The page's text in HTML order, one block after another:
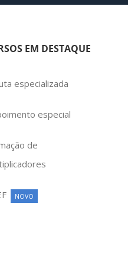
EM DESTAQUE
especializada
especial
de
NOVO